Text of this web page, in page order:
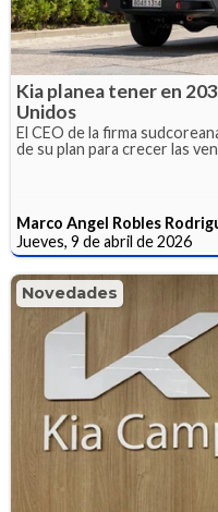
Kia planea tener en
Unidos
El CEO de la firma
de su plan para crecer las
Marco Angel Robles
Jueves, 9 de abril de 2026
Novedades